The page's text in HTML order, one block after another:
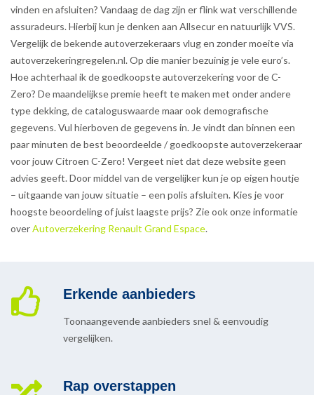
vinden en afsluiten? Vandaag de dag zijn er flink wat verschillende
assuradeurs. Hierbij kun je denken aan Allsecur en natuurlijk VVS.
Vergelijk de bekende autoverzekeraars vlug en zonder moeite via
autoverzekeringregelen.nl. Op die manier bezuinig je vele euro’s.
Hoe achterhaal ik de goedkoopste autoverzekering voor de C-
Zero? De maandelijkse premie heeft te maken met onder andere
type dekking, de cataloguswaarde maar ook demografische
gegevens. Vul hierboven de gegevens in. Je vindt dan binnen een
paar minuten de best beoordeelde / goedkoopste autoverzekeraar
voor jouw Citroen C-Zero! Vergeet niet dat deze website geen
advies geeft. Door middel van de vergelijker kun je op eigen houtje
– uitgaande van jouw situatie – een polis afsluiten. Kies je voor
hoogste beoordeling of juist laagste prijs? Zie ook onze informatie
overAutoverzekering Renault Grand Espace.
Erkende aanbieders
Toonaangevende aanbieders snel & eenvoudig
vergelijken.
Rap overstappen